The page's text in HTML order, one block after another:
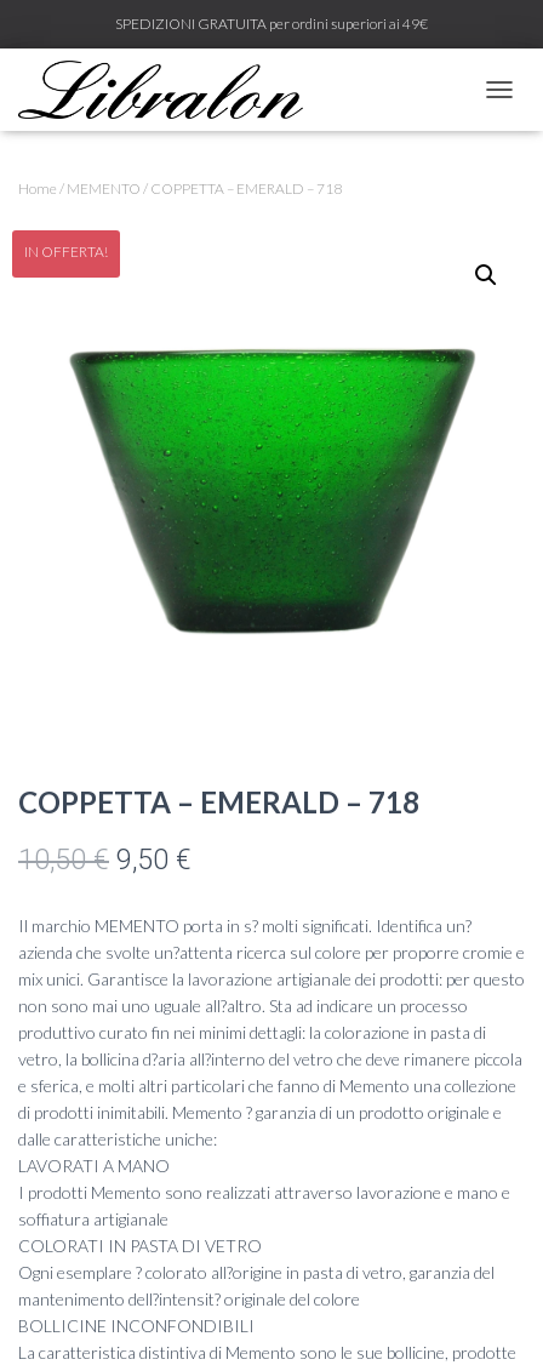
SPEDIZIONI GRATUITA per ordini superiori ai 49€
A
Home / MEMENTO / COPPETTA – EMERALD – 718
IN OFFERTA!
COPPETTA – EMERALD – 718
10,50€ Il
originale
era:
10,50 €.
9,50 €
attuale
è:
9,50 €.
Il marchio MEMENTO porta in s? molti significati. Identifica un?
azienda che svolte un?attenta ricerca sul colore per proporre cromie e
mix unici. Garantisce la lavorazione artigianale dei prodotti: per questo
non sono mai uno uguale all?altro. Sta ad indicare un processo
produttivo curato fin nei minimi dettagli: la colorazione in pasta di
vetro, la bollicina d?aria all?interno del vetro che deve rimanere piccola
e sferica, e molti altri particolari che fanno di Memento una collezione
di prodotti inimitabili. Memento ? garanzia di un prodotto originale e
dalle caratteristiche uniche:
LAVORATI A MANO
I prodotti Memento sono realizzati attraverso lavorazione e mano e
soffiatura artigianale
COLORATI IN PASTA DI VETRO
Ogni esemplare ? colorato all?origine in pasta di vetro, garanzia del
mantenimento dell?intensit? originale del colore
BOLLICINE INCONFONDIBILI
La caratteristica distintiva di Memento sono le sue bollicine, prodotte